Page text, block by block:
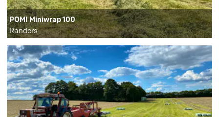
POMI Miniwrap 100
Randers